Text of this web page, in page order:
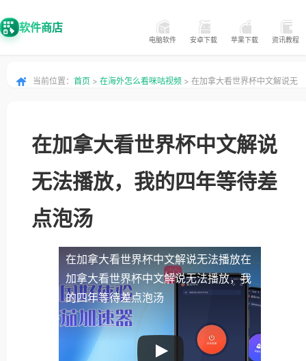
软件商店
电脑软件 安卓下载 苹果下载 资讯教程
当前位置： 首页 > 在海外怎么看咪咕视频 > 在加拿大看世界杯中文解说无
在加拿大看世界杯中文解说
无法播放，我的四年等待差
点泡汤
在加拿大看世界杯中文解说无法播放在
加拿大看世界杯中文解说无法播放，我
的四年等待差点泡汤